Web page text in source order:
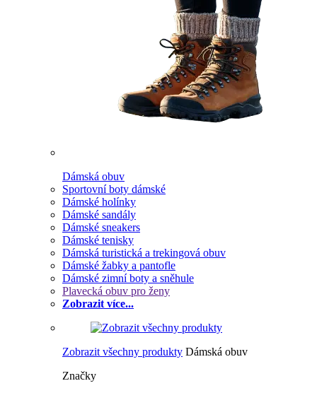
Dámská obuv
Sportovní boty dámské
Dámské holínky
Dámské sandály
Dámské sneakers
Dámské tenisky
Dámská turistická a trekingová obuv
Dámské žabky a pantofle
Dámské zimní boty a sněhule
Plavecká obuv pro ženy
Zobrazit více...
Zobrazit všechny produkty Dámská obuv
Značky